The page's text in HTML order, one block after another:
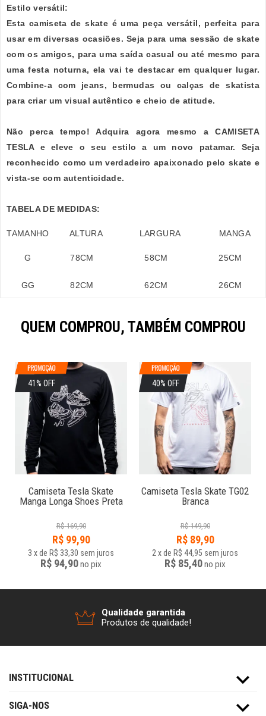
Estilo versátil:
Esta camiseta de skate é uma peça versátil, perfeita para
usar em diversas ocasiões. Seja para uma sessão de skate
com os amigos, para uma saída casual ou até mesmo para
uma festa noturna, ela vai te destacar em qualquer lugar.
Combine-a com jeans, bermudas ou calças de skatista
para criar um visual autêntico e cheio de atitude.
Não perca tempo! Adquira agora mesmo a CAMISETA
TESLA e eleve o seu estilo a um novo patamar. Seja
reconhecido como um verdadeiro apaixonado pelo skate e
vista-se com autenticidade.
TABELA DE MEDIDAS:
TAMANHO ALTURA LARGURA MANGA
G 78CM 58CM 25CM
GG 82CM 62CM 26CM
QUEM COMPROU, TAMBÉM COMPROU
41% OFF
Camiseta Tesla Skate
Manga Longa Shoes Preta
R$ 169,90
R$ 99,90
3 xde R$ 33,30 sem juros
R$ 94,90no pix
40% OFF
Camiseta Tesla Skate TG02
Branca
R$ 149,90
R$ 89,90
2 xde R$ 44,95 sem juros
R$ 85,40no pix
Qualidade garantida
Produtos de qualidade!
INSTITUCIONAL
SIGA-NOS